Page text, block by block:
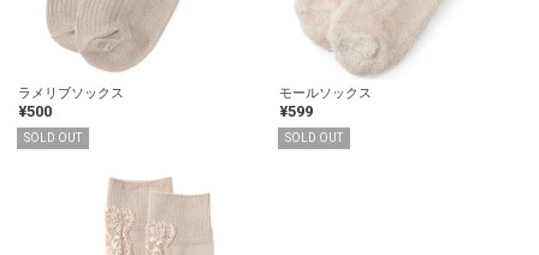
ラメリブソックス
¥500
SOLD OUT
モールソックス
¥599
SOLD OUT